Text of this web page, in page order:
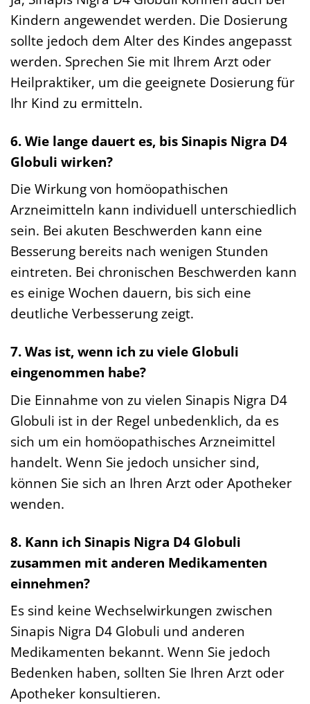
Kindern angewendet werden. Die Dosierung
sollte jedoch dem Alter des Kindes angepasst
werden. Sprechen Sie mit Ihrem Arzt oder
Heilpraktiker, um die geeignete Dosierung für
Ihr Kind zu ermitteln.
6. Wie lange dauert es, bis Sinapis Nigra D4
Globuli wirken?
Die Wirkung von homöopathischen
Arzneimitteln kann individuell unterschiedlich
sein. Bei akuten Beschwerden kann eine
Besserung bereits nach wenigen Stunden
eintreten. Bei chronischen Beschwerden kann
es einige Wochen dauern, bis sich eine
deutliche Verbesserung zeigt.
7. Was ist, wenn ich zu viele Globuli
eingenommen habe?
Die Einnahme von zu vielen Sinapis Nigra D4
Globuli ist in der Regel unbedenklich, da es
sich um ein homöopathisches Arzneimittel
handelt. Wenn Sie jedoch unsicher sind,
können Sie sich an Ihren Arzt oder Apotheker
wenden.
8. Kann ich Sinapis Nigra D4 Globuli
zusammen mit anderen Medikamenten
einnehmen?
Es sind keine Wechselwirkungen zwischen
Sinapis Nigra D4 Globuli und anderen
Medikamenten bekannt. Wenn Sie jedoch
Bedenken haben, sollten Sie Ihren Arzt oder
Apotheker konsultieren.